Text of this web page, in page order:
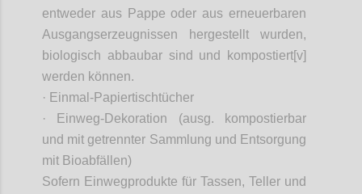
entweder aus Pappe oder aus erneuerbaren
Ausgangserzeugnissen hergestellt wurden,
biologisch abbaubar sind und kompostiert[v]
werden können.
· Einmal-Papiertischtücher
· Einweg-Dekoration (ausg. kompostierbar
und mit getrennter Sammlung und Entsorgung
mit Bioabfällen)
Sofern Einwegprodukte für Tassen, Teller und